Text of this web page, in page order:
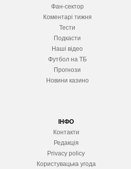
Фан-сектор
Коментарі тижня
Тести
Подкасти
Наші відео
Футбол на ТБ
Прогнози
Новини казино
ІНФО
Контакти
Редакція
Privacy policy
Користувацька угода